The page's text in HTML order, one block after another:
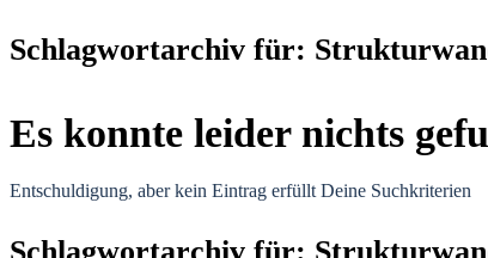
Schlagwortarchiv für:
Es konnte leider nichts
Entschuldigung, aber kein Eintrag erfüllt Deine Suchkriterien